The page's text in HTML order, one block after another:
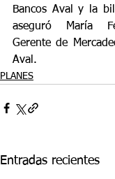
Bancos Aval y la
aseguró María
Gerente de
Aval.
PLANES
Entradas recientes